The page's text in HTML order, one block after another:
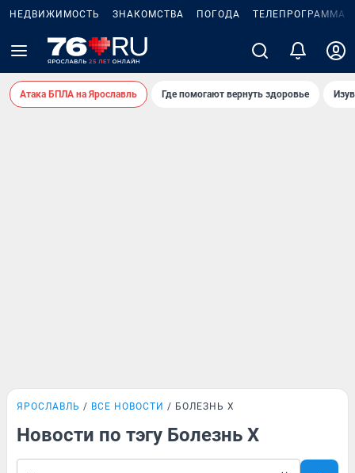
НЕДВИЖИМОСТЬ ЗНАКОМСТВА ПОГОДА ТЕЛЕПРОГРАММА
Атака БПЛА на Ярославль Где помогают вернуть здоровье
ЯРОСЛАВЛЬ ВСЕ НОВОСТИ БОЛЕЗНЬ X
Новости по тэгу Болезнь X